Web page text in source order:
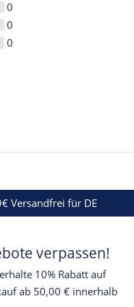
0
0
0
Versandfrei für DE
verpassen!
10% Rabatt auf
ab 50,00 € innerhalb